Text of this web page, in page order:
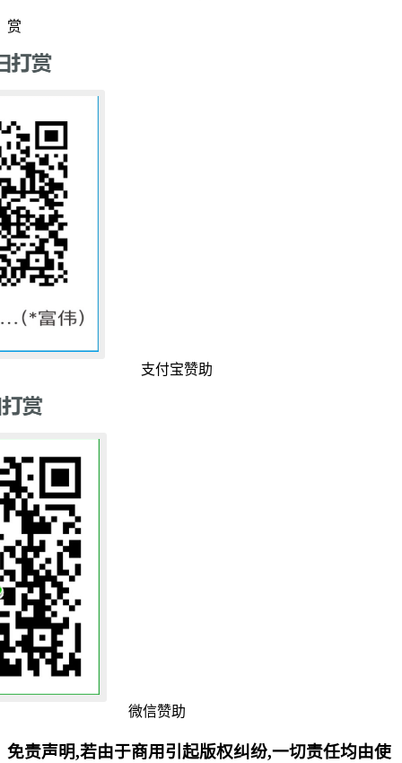
赏
支付宝赞助
微信赞助
免责声明,若由于商用引起版权纠纷,一切责任均由使